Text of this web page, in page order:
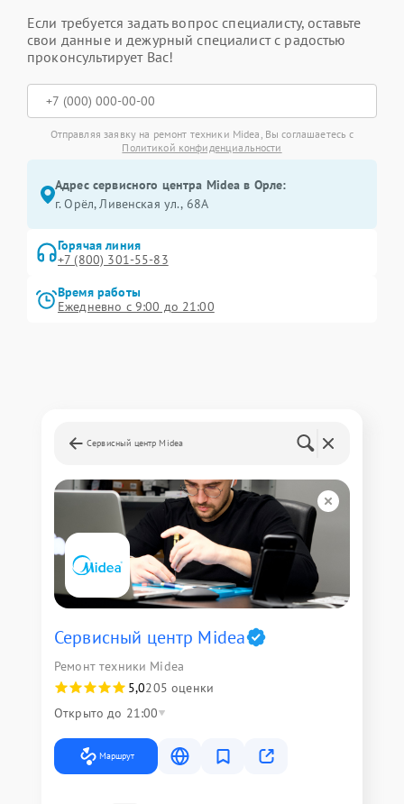
Если требуется задать вопрос специалисту, оставьте
свои данные и дежурный специалист с радостью
проконсультирует Вас!
Отправляя заявку на ремонт техники Midea, Вы соглашаетесь с
Политикой конфиденциальности
Адрес сервисного центра Midea в Орле:
г. Орёл, Ливенская ул., 68А
Горячая линия
+7 (800) 301-55-83
Время работы
Ежедневно с 9:00 до 21:00
Сервисный центр Midea
Сервисный центр Midea
Ремонт техники Midea
5,0205 оценки
Открыто до 21:00
Маршрут